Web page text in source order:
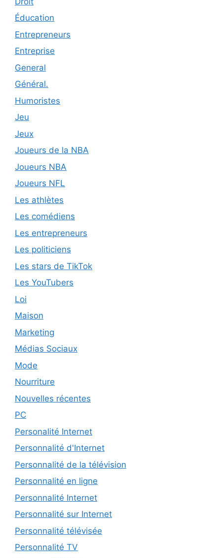
Éducation
Entrepreneurs
Entreprise
General
Général.
Humoristes
Jeu
Jeux
Joueurs de la NBA
Joueurs NBA
Joueurs NFL
Les athlètes
Les comédiens
Les entrepreneurs
Les politiciens
Les stars de TikTok
Les YouTubers
Loi
Maison
Marketing
Médias Sociaux
Mode
Nourriture
Nouvelles récentes
PC
Personalité Internet
Personnalité d'Internet
Personnalité de la télévision
Personnalité en ligne
Personnalité Internet
Personnalité sur Internet
Personnalité télévisée
Personnalité TV